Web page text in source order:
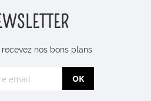
recevez nos bons plans
OK